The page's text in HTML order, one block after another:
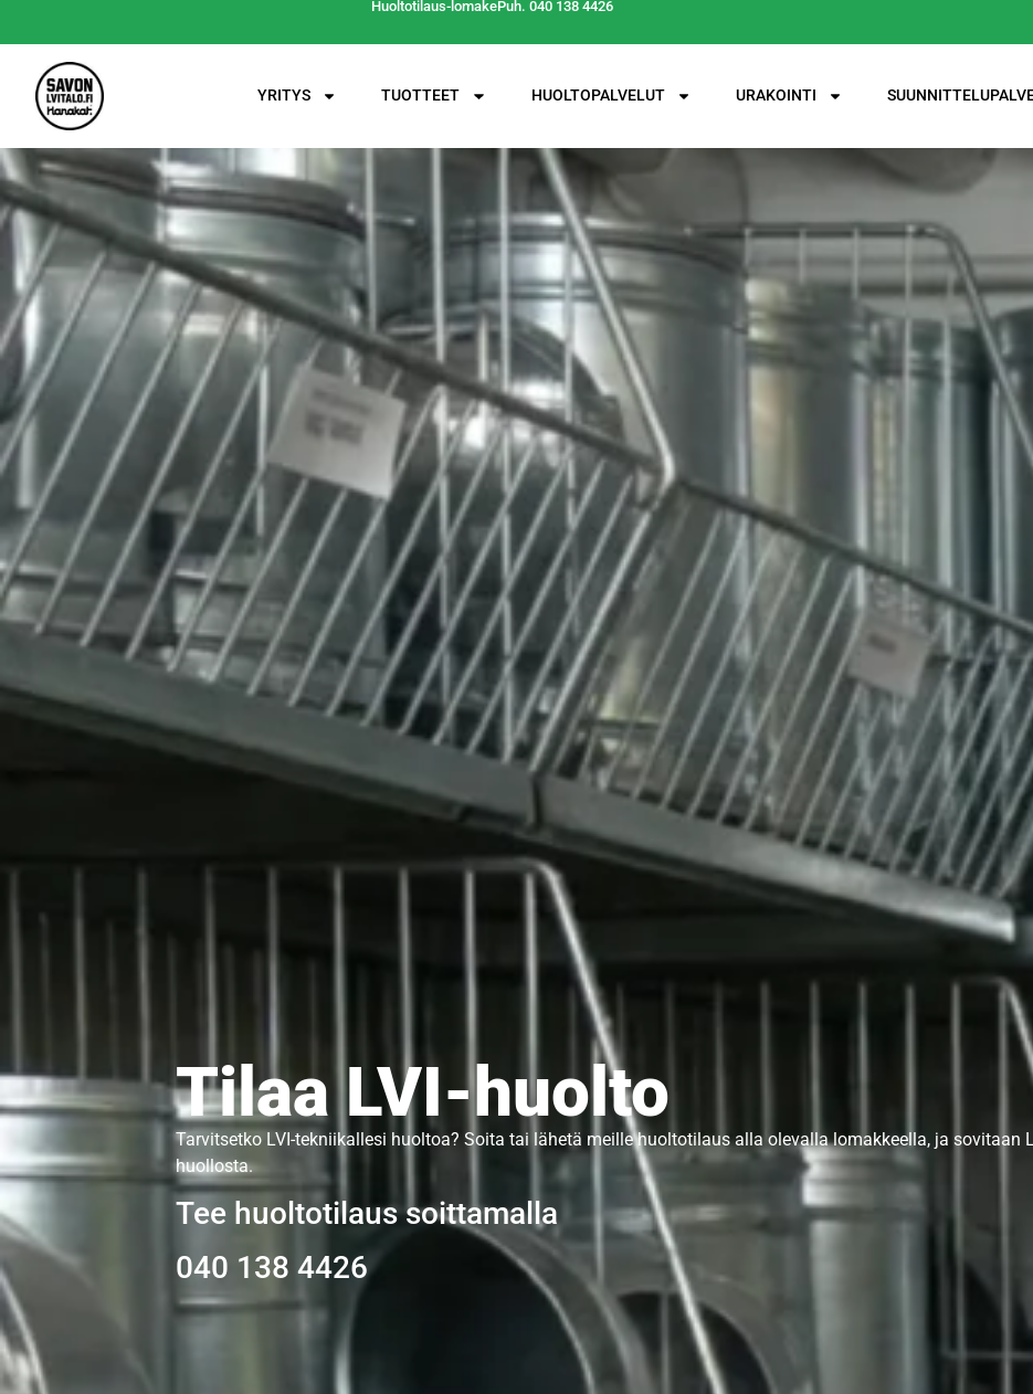
Huoltotilaus-lomakePuh. 040 138 4426
YRITYS TUOTTEET HUOLTOPALVELUT URAKOINTI
Tilaa LVI-huolto
Tarvitsetko LVI-tekniikallesi huoltoa? Soita tai lähetä meille huoltotilaus alla olevalla lomakkeella, ja sovitaan
huollosta.
Tee huoltotilaus soittamalla
040 138 4426